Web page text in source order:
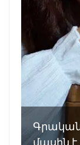
մասին է